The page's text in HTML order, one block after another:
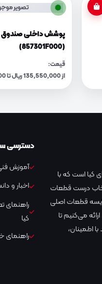
تصویر
پوشش داخلی صندوق
(857301F000)
قیمت:
از 135,550,000 ریال تا 141,090,000 ریال
است که با
درست قطعات
قطعات اصلی
می‌کنیم تا
اطمینان،
دسترسی
آموزش
اخبار و
راهنمای
کیا
راهنمای